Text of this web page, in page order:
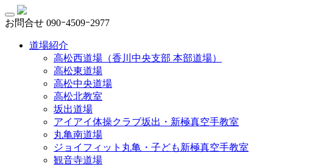
お問合せ 090ｰ4509ｰ2977
道場紹介
高松西道場（香川中央支部 本部道場）
高松東道場
高松中央道場
高松北教室
坂出道場
アイアイ体操クラブ坂出・新極真空手教室
丸亀南道場
ジョイフィット丸亀・子ども新極真空手教室
観音寺道場